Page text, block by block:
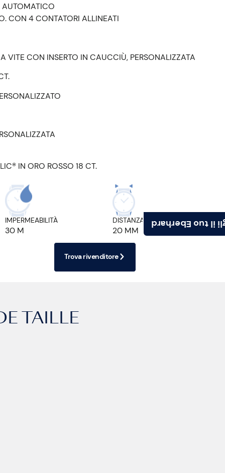
Scegli il tuo
CON 4 CONTATORI ALLINEATI
VITE CON INSERTO IN CAUCCIÙ, PERSONALIZZATA
IN ORO ROSSO 18 CT.
IMPERMEABILITÀ
30 M
DISTANZA ANSE
20 MM
Trova rivenditore
TAILLE